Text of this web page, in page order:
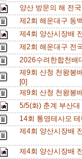
양산 방문의 해 전
제2회 해운대구 동
제4회 양산시장배
제2회 해운대구 전
2026수려한합천
제9회 산청 천왕봉
[0]
제9회 산청 천왕봉
5/5(화) 춘계 부산
14회 통영테사모
제4회 양산시장배
제4회 양산시장배